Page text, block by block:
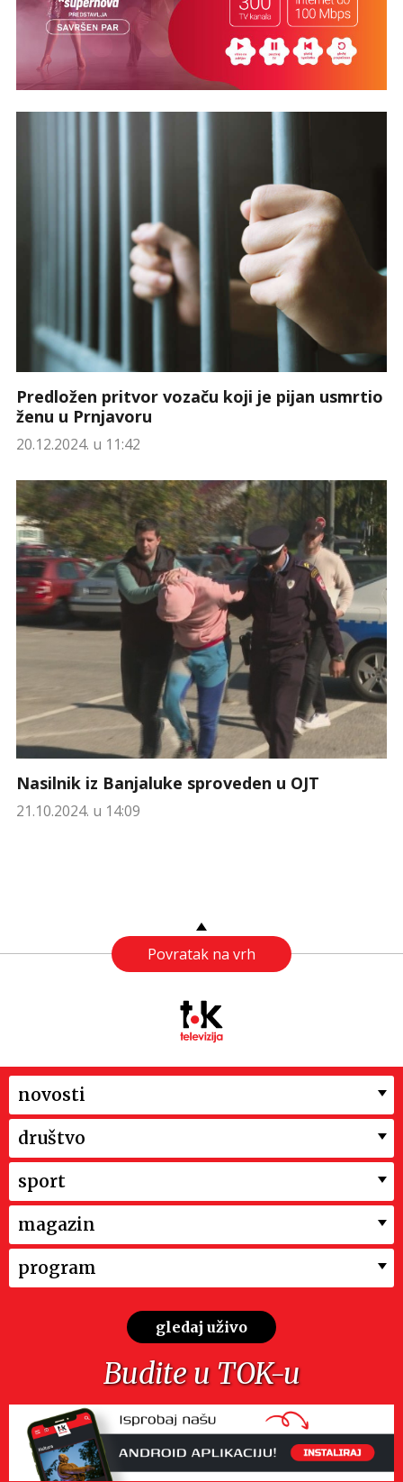
Predložen pritvor vozaču koji je pijan usmrtio
ženu u Prnjavoru
20.12.2024. u 11:42
Nasilnik iz Banjaluke sproveden u OJT
21.10.2024. u 14:09
Povratak na vrh
novosti
društvo
sport
magazin
program
gledaj uživo
Budite u TOK-u